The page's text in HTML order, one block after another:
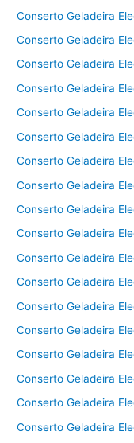
Conserto Geladeira
Conserto Geladeira
Conserto Geladeira
Conserto Geladeira
Conserto Geladeira
Conserto Geladeira
Conserto Geladeira
Conserto Geladeira
Conserto Geladeira
Conserto Geladeira
Conserto Geladeira
Conserto Geladeira
Conserto Geladeira
Conserto Geladeira
Conserto Geladeira
Conserto Geladeira
Conserto Geladeira
Conserto Geladeira